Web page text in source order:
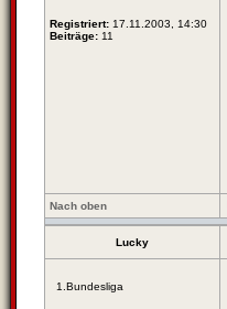
Registriert: 17.11.2003, 14:30
Beiträge: 11
Nach oben
Lucky
1.Bundesliga